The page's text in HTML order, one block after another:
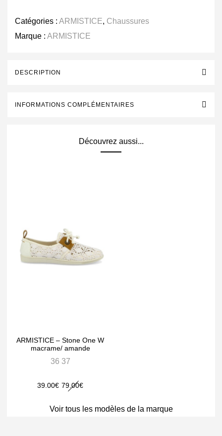
Catégories : ARMISTICE, Chaussures
Marque : ARMISTICE
DESCRIPTION
INFORMATIONS COMPLÉMENTAIRES
Découvrez aussi...
ARMISTICE – Stone One W
macrame/ amande
36 37
79.00€
Le
initial
39.00€ Le
actuel
Voir tous les modèles de la marque